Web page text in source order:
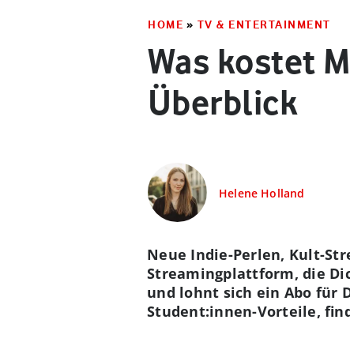
HOME » TV & ENTERTAINMENT
Was kostet
Überblick
Helene Holland
Neue Indie-Perlen, Kult-
Streamingplattform, die
und lohnt sich ein Abo für
Student:innen-Vorteile,